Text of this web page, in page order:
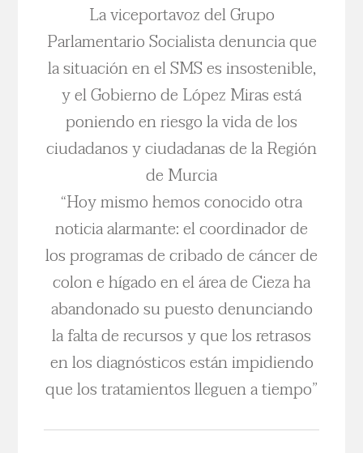
La viceportavoz del Grupo
Parlamentario Socialista denuncia que
la situación en el SMS es insostenible,
y el Gobierno de López Miras está
poniendo en riesgo la vida de los
ciudadanos y ciudadanas de la Región
de Murcia
“Hoy mismo hemos conocido otra
noticia alarmante: el coordinador de
los programas de cribado de cáncer de
colon e hígado en el área de Cieza ha
abandonado su puesto denunciando
la falta de recursos y que los retrasos
en los diagnósticos están impidiendo
que los tratamientos lleguen a tiempo”